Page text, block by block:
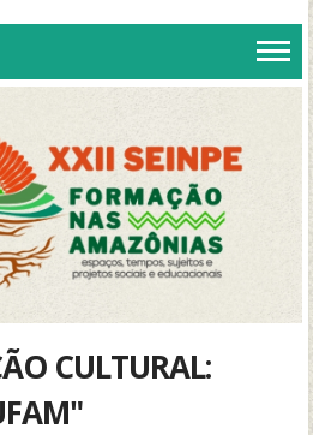
CULTURAL: